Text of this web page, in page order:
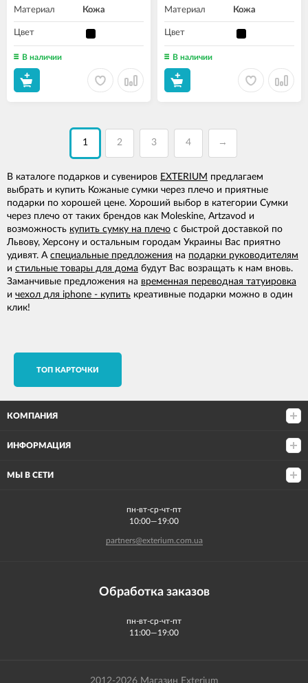
Материал Кожа
Цвет
В наличии
Материал Кожа
Цвет
В наличии
1 2 3 4 →
В каталоге подарков и сувениров EXTERIUM предлагаем
выбрать и купить Кожаные сумки через плечо и приятные
подарки по хорошей цене. Хороший выбор в категории Сумки
через плечо от таких брендов как Moleskine, Artzavod и
возможность купить сумку на плечо с быстрой доставкой по
Львову, Херсону и остальным городам Украины Вас приятно
удивят. А специальные предложения на подарки руководителям
и стильные товары для дома будут Вас возращать к нам вновь.
Заманчивые предложения на временная переводная татуировка
и чехол для iphone - купить креативные подарки можно в один
клик!
TОП КАРТОЧКИ
КОМПАНИЯ
ИНФОРМАЦИЯ
МЫ В СЕТИ
пн-вт-ср-чт-пт
10:00—19:00
partners@exterium.com.ua
Обработка заказов
пн-вт-ср-чт-пт
11:00—19:00
2012-2026 Магазин Exterium